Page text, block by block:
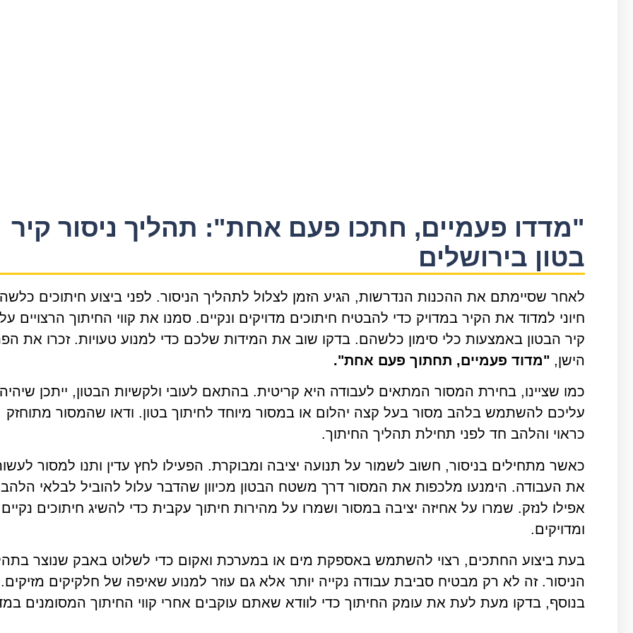
"מדדו פעמיים, חתכו פעם אחת": תהליך ניסור קיר
בטון בירושלים
לאחר שסיימתם את ההכנות הנדרשות, הגיע הזמן לצלול לתהליך הניסור. לפני ביצוע חיתוכים
חיוני למדוד את הקיר במדויק כדי להבטיח חיתוכים מדויקים ונקיים. סמנו את קווי החיתוך הרצויים
קיר הבטון באמצעות כלי סימון כלשהם. בדקו שוב את המידות שלכם כדי למנוע טעויות. זכרו את
הישן, "מדוד פעמיים, תחתוך פעם אחת".
כמו שציינו, בחירת המסור המתאים לעבודה היא קריטית. בהתאם לעובי ולקשיות הבטון, ייתכן שיהיה
עליכם להשתמש בלהב מסור בעל קצה יהלום או במסור מיוחד לחיתוך בטון. ודאו שהמסור מתוחזק
כראוי והלהב חד לפני תחילת תהליך החיתוך.
כאשר מתחילים בניסור, חשוב לשמור על תנועה יציבה ומבוקרת. הפעילו לחץ עדין ותנו למסור
את העבודה. הימנעו מלכפות את המסור דרך משטח הבטון מכיוון שהדבר עלול להוביל לבלאי
אפילו לנזק. שמרו על אחיזה יציבה במסור ושמרו על מהירות חיתוך עקבית כדי להשיג חיתוכים נקיים
ומדויקים.
בעת ביצוע החתכים, רצוי להשתמש באספקת מים או במערכת ואקום כדי לשלוט באבק שנוצר
הניסור. זה לא רק מבטיח סביבת עבודה נקייה יותר אלא גם עוזר למנוע שאיפה של חלקיקים מזיקים.
בנוסף, בדקו מעת לעת את עומק החיתוך כדי לוודא שאתם עוקבים אחרי קווי החיתוך המסומנים